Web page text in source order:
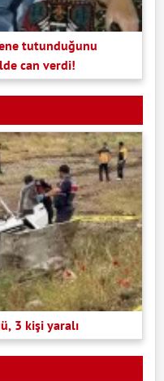
tutunduğunu
can verdi!
3 kişi yaralı